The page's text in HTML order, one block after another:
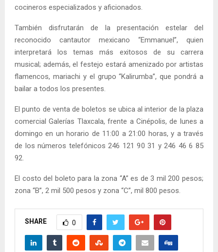
cocineros especializados y aficionados.
También disfrutarán de la presentación estelar del
reconocido cantautor mexicano “Emmanuel”, quien
interpretará los temas más exitosos de su carrera
musical; además, el festejo estará amenizado por artistas
flamencos, mariachi y el grupo “Kalirumba”, que pondrá a
bailar a todos los presentes.
El punto de venta de boletos se ubica al interior de la plaza
comercial Galerías Tlaxcala, frente a Cinépolis, de lunes a
domingo en un horario de 11:00 a 21:00 horas, y a través
de los números telefónicos 246 121 90 31 y 246 46 6 85
92.
El costo del boleto para la zona “A” es de 3 mil 200 pesos;
zona “B”, 2 mil 500 pesos y zona “C”, mil 800 pesos.
SHARE 0